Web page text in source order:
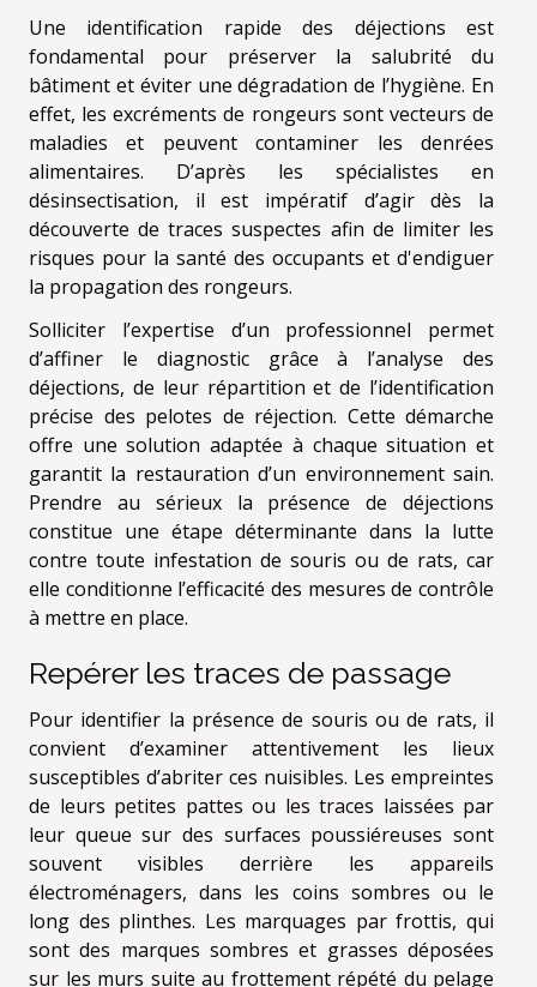
Une identification rapide des déjections est
fondamental pour préserver la salubrité du
bâtiment et éviter une dégradation de l’hygiène. En
effet, les excréments de rongeurs sont vecteurs de
maladies et peuvent contaminer les denrées
alimentaires. D’après les spécialistes en
désinsectisation, il est impératif d’agir dès la
découverte de traces suspectes afin de limiter les
risques pour la santé des occupants et d'endiguer
la propagation des rongeurs.
Solliciter l’expertise d’un professionnel permet
d’affiner le diagnostic grâce à l’analyse des
déjections, de leur répartition et de l’identification
précise des pelotes de réjection. Cette démarche
offre une solution adaptée à chaque situation et
garantit la restauration d’un environnement sain.
Prendre au sérieux la présence de déjections
constitue une étape déterminante dans la lutte
contre toute infestation de souris ou de rats, car
elle conditionne l’efficacité des mesures de contrôle
à mettre en place.
Repérer les traces de passage
Pour identifier la présence de souris ou de rats, il
convient d’examiner attentivement les lieux
susceptibles d’abriter ces nuisibles. Les empreintes
de leurs petites pattes ou les traces laissées par
leur queue sur des surfaces poussiéreuses sont
souvent visibles derrière les appareils
électroménagers, dans les coins sombres ou le
long des plinthes. Les marquages par frottis, qui
sont des marques sombres et grasses déposées
sur les murs suite au frottement répété du pelage